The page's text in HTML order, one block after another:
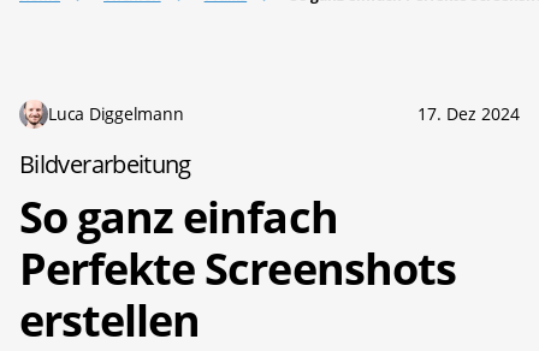
Luca Diggelmann 17. Dez 2024
Bildverarbeitung
So ganz einfach
Perfekte Screenshots
erstellen